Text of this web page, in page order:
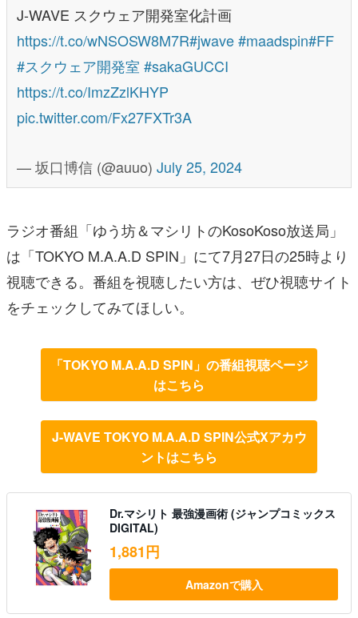
J-WAVE スクウェア開発室化計画
https://t.co/wNSOSW8M7R#jwave#maadspin#FF
#スクウェア開発室 #sakaGUCCI
https://t.co/ImzZzlKHYP
pic.twitter.com/Fx27FXTr3A
— 坂口博信 (@auuo) July 25, 2024
ラジオ番組「ゆう坊＆マシリトのKosoKoso放送局」
は「TOKYO M.A.A.D SPIN」にて7月27日の25時より
視聴できる。番組を視聴したい方は、ぜひ視聴サイト
をチェックしてみてほしい。
「TOKYO M.A.A.D SPIN」の番組視聴ページ
はこちら
J-WAVE TOKYO M.A.A.D SPIN公式Xアカウ
ントはこちら
Dr.マシリト 最強漫画術 (ジャンプコミックス
DIGITAL)
1,881円
Amazonで購入